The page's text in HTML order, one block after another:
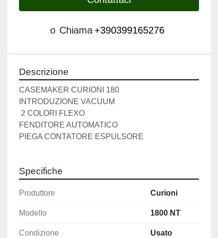
o Chiama +390399165276
Descrizione
CASEMAKER CURIONI 180
INTRODUZIONE VACUUM
2 COLORI FLEXO
FENDITORE AUTOMATICO
PIEGA CONTATORE ESPULSORE
Specifiche
Produttore Curioni
Modello 1800 NT
Condizione Usato